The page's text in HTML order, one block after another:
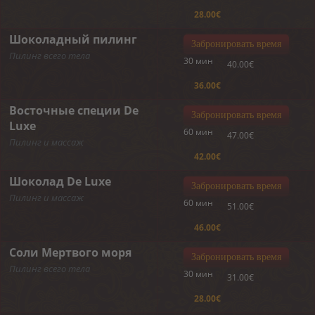
28.00€
Шоколадный пилинг
Пилинг всего тела
Забронировать время
30 мин
40.00€
36.00€
Восточные специи De
Luxe
Пилинг и массаж
Забронировать время
60 мин
47.00€
42.00€
Шоколад De Luxe
Пилинг и массаж
Забронировать время
60 мин
51.00€
46.00€
Соли Мертвого моря
Пилинг всего тела
Забронировать время
30 мин
31.00€
28.00€